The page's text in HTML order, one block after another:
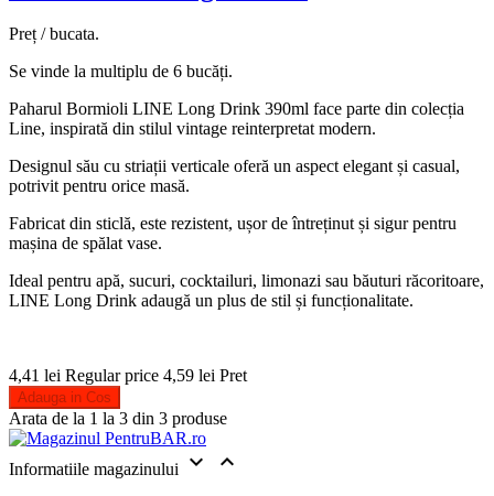
Preț / bucata.
Se vinde la multiplu de 6 bucăți.
Paharul Bormioli LINE Long Drink 390ml face parte din colecția
Line, inspirată din stilul vintage reinterpretat modern.
Designul său cu striații verticale oferă un aspect elegant și casual,
potrivit pentru orice masă.
Fabricat din sticlă, este rezistent, ușor de întreținut și sigur pentru
mașina de spălat vase.
Ideal pentru apă, sucuri, cocktailuri, limonazi sau băuturi răcoritoare,
LINE Long Drink adaugă un plus de stil și funcționalitate.
4,41 lei Regular price 4,59 lei Pret
Adauga in Cos
Arata de la 1 la 3 din 3 produse
Informatiile magazinului  